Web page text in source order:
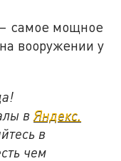
самое мощное
вооружении у
в Яндекс.
в
чем